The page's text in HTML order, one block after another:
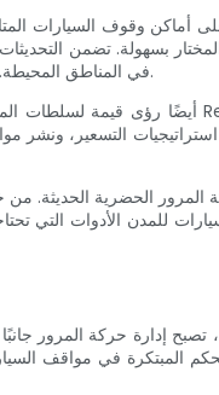
المختار بسهولة. تضمن
في المناطق المحيطة. مع خيارات الدفع المتاحة مباشرة من خلال تطبيق الهاتف المحمول، لم تكن مواقف السيارات أكثر ملاءمة أو خالية من المتاعب من أي وقت مضى.
التسعير، ونشر
تصبح إدارة حركة المرور